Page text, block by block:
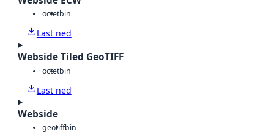
octetbin
Last ned
Webside Tiled GeoTIFF
octetbin
Last ned
Webside
geotiffbin